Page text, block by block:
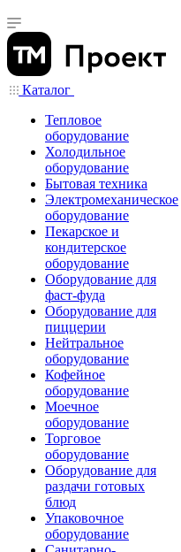
Каталог
Тепловое
оборудование
Холодильное
оборудование
Бытовая техника
Электромеханическое
оборудование
Пекарское и
кондитерское
оборудование
Оборудование для
фаст-фуда
Оборудование для
пиццерии
Нейтральное
оборудование
Кофейное
оборудование
Моечное
оборудование
Торговое
оборудование
Оборудование для
раздачи готовых
блюд
Упаковочное
оборудование